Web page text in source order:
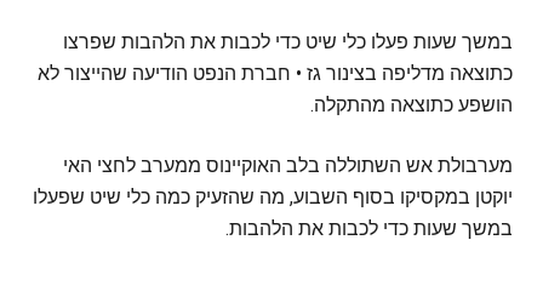
במשך שעות פעלו כלי שיט כדי לכבות את הלהבות שפרצו
כתוצאה מדליפה בצינור גז • חברת הנפט הודיעה שהייצור לא
הושפע כתוצאה מהתקלה.
מערבולת אש השתוללה בלב האוקיינוס ממערב לחצי האי
יוקטן במקסיקו בסוף השבוע, מה שהזעיק כמה כלי שיט שפעלו
במשך שעות כדי לכבות את הלהבות.